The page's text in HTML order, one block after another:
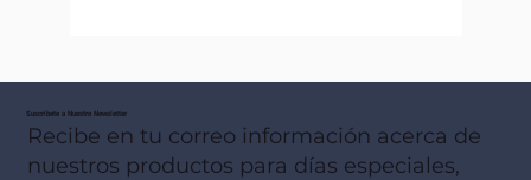
Suscribete a Nuestro Newsletter
Recibe en tu correo información acerca de
nuestros productos para días especiales,